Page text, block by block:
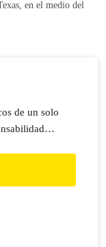
en el medio del
de un solo